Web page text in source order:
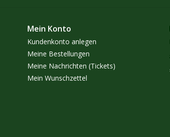
Mein Konto
Kundenkonto anlegen
Meine Bestellungen
Meine Nachrichten (Tickets)
Mein Wunschzettel